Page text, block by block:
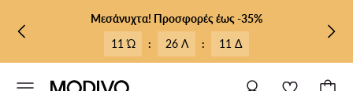
ΜΕΤΆΒΑΣΗ ΣΤΟ ΚΎΡΙΟ ΠΕΡΙΕΧΌΜΕΝΟ
ΜΕΤΆΒΑΣΗ ΣΤΗΝ ΑΝΑΖΉΤΗΣΗ
Μεσάνυχτα! Προσφορές έως -35%
11 Ώ
: 26 Λ : 09 Δ